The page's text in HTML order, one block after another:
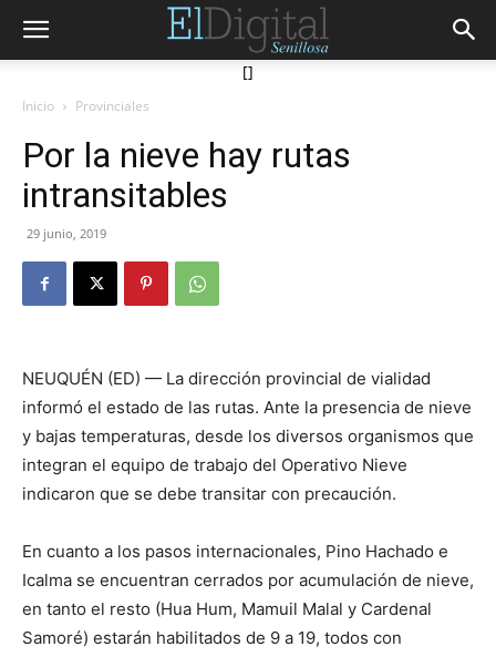
[]
Inicio Provinciales
Por la nieve hay rutas
intransitables
29 junio, 2019
NEUQUÉN (ED) — La dirección provincial de vialidad
informó el estado de las rutas. Ante la presencia de nieve
y bajas temperaturas, desde los diversos organismos que
integran el equipo de trabajo del Operativo Nieve
indicaron que se debe transitar con precaución.
En cuanto a los pasos internacionales, Pino Hachado e
Icalma se encuentran cerrados por acumulación de nieve,
en tanto el resto (Hua Hum, Mamuil Malal y Cardenal
Samoré) estarán habilitados de 9 a 19, todos con